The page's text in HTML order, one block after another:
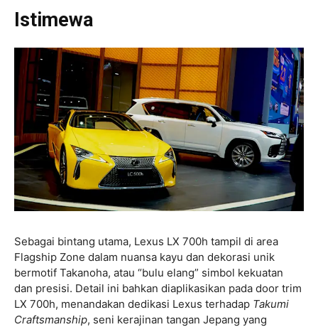
Istimewa
Sebagai bintang utama, Lexus LX 700h tampil di area
Flagship Zone dalam nuansa kayu dan dekorasi unik
bermotif Takanoha, atau “bulu elang” simbol kekuatan
dan presisi. Detail ini bahkan diaplikasikan pada door trim
LX 700h, menandakan dedikasi Lexus terhadap Takumi
Craftsmanship, seni kerajinan tangan Jepang yang